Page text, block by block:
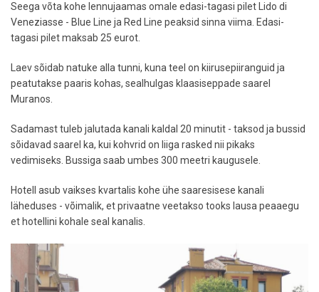
Seega võta kohe lennujaamas omale edasi-tagasi pilet Lido di
Veneziasse - Blue Line ja Red Line peaksid sinna viima. Edasi-
tagasi pilet maksab 25 eurot.
Laev sõidab natuke alla tunni, kuna teel on kiirusepiiranguid ja
peatutakse paaris kohas, sealhulgas klaasiseppade saarel
Muranos.
Sadamast tuleb jalutada kanali kaldal 20 minutit - taksod ja bussid
sõidavad saarel ka, kui kohvrid on liiga rasked nii pikaks
vedimiseks. Bussiga saab umbes 300 meetri kaugusele.
Hotell asub vaikses kvartalis kohe ühe saaresisese kanali
läheduses - võimalik, et privaatne veetakso tooks lausa peaaegu
et hotellini kohale seal kanalis.